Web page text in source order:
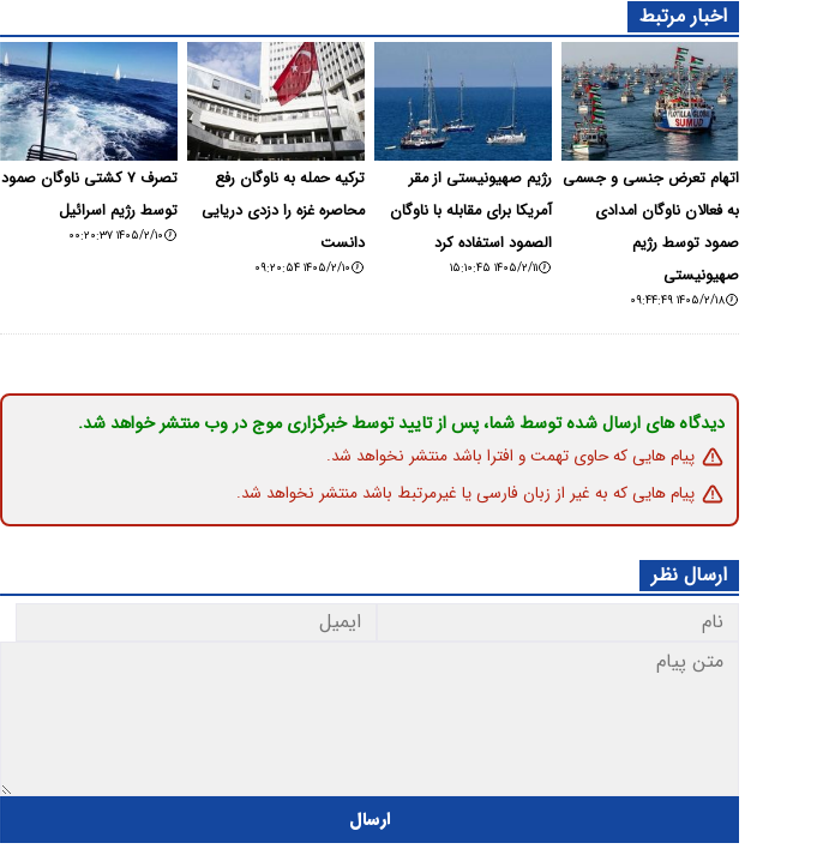
اخبار مرتبط
اتهام تعرض جنسی و جسمی
به فعالان ناوگان امدادی
صمود توسط رژیم
صهیونیستی
۱۴۰۵/۲/۱۸ ۰۹:۴۴:۴۹
رژیم صهیونیستی از مقر
آمریکا برای مقابله با ناوگان
الصمود استفاده کرد
۱۴۰۵/۲/۱۱ ۱۵:۱۰:۴۵
ترکیه حمله به ناوگان رفع
محاصره غزه را دزدی دریایی
دانست
۱۴۰۵/۲/۱۰ ۰۹:۲۰:۵۴
تصرف ۷ کشتی ناوگان صمود
توسط رژیم اسرائیل
۱۴۰۵/۲/۱۰ ۰۰:۲۰:۳۷
دیدگاه های ارسال شده توسط شما، پس از تایید توسط خبرگزاری موج در وب منتشر خواهد شد.
پیام هایی که حاوی تهمت و افترا باشد منتشر نخواهد شد.
پیام هایی که به غیر از زبان فارسی یا غیرمرتبط باشد منتشر نخواهد شد.
ارسال نظر
ارسال